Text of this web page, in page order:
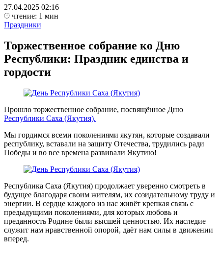
27.04.2025 02:16
чтение: 1 мин
Праздники
Торжественное собрание ко Дню
Республики: Праздник единства и
гордости
Прошло торжественное собрание, посвящённое Дню
Республики Саха (Якутия).
Мы гордимся всеми поколениями якутян, которые создавали
республику, вставали на защиту Отечества, трудились ради
Победы и во все времена развивали Якутию!
Республика Саха (Якутия) продолжает уверенно смотреть в
будущее благодаря своим жителям, их созидательному труду и
энергии. В сердце каждого из нас живёт крепкая связь с
предыдущими поколениями, для которых любовь и
преданность Родине были высшей ценностью. Их наследие
служит нам нравственной опорой, даёт нам силы в движении
вперед.